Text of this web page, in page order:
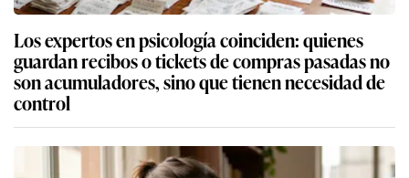
Los expertos en psicología coinciden: quienes
guardan recibos o tickets de compras pasadas no
son acumuladores, sino que tienen necesidad de
control